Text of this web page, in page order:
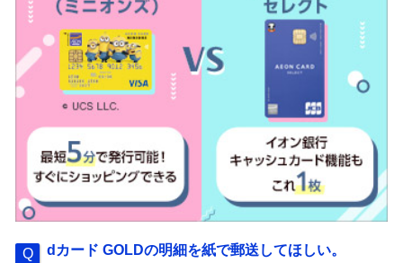
dカード GOLDの明細を紙で郵送してほしい。